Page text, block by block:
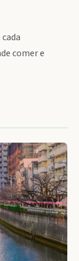
comer e